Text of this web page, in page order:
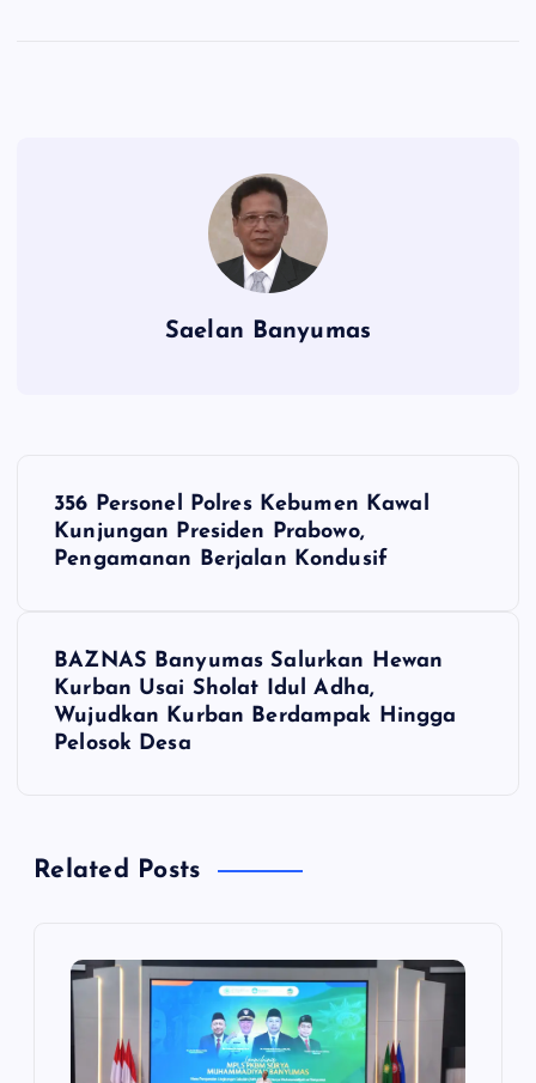
Saelan Banyumas
356 Personel Polres Kebumen Kawal
Kunjungan Presiden Prabowo,
Pengamanan Berjalan Kondusif
BAZNAS Banyumas Salurkan Hewan
Kurban Usai Sholat Idul Adha,
Wujudkan Kurban Berdampak Hingga
Pelosok Desa
Related Posts